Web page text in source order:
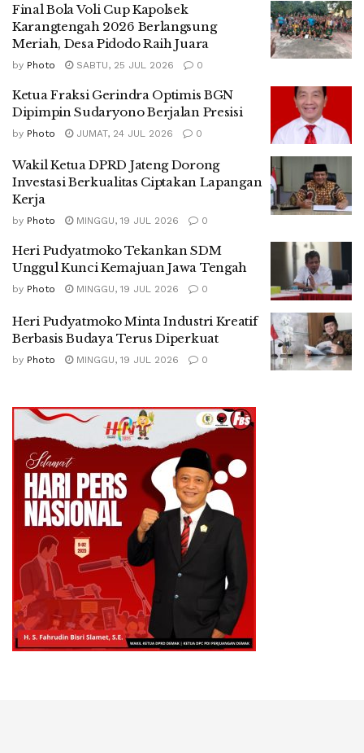
Final Bola Voli Cup Kapolsek
Karangtengah 2026 Berlangsung
Meriah, Desa Pidodo Raih Juara
by Photo SABTU, 25 JUL 2026 0
Ketua Fraksi Gerindra Optimis BGN
Dipimpin Sudaryono Berjalan Presisi
by Photo JUMAT, 24 JUL 2026 0
Wakil Ketua DPRD Jateng Dorong
Investasi Berkualitas Ciptakan Lapangan
Kerja
by Photo MINGGU, 19 JUL 2026 0
Heri Pudyatmoko Tekankan SDM
Unggul Kunci Kemajuan Jawa Tengah
by Photo MINGGU, 19 JUL 2026 0
Heri Pudyatmoko Minta Industri Kreatif
Berbasis Budaya Terus Diperkuat
by Photo MINGGU, 19 JUL 2026 0